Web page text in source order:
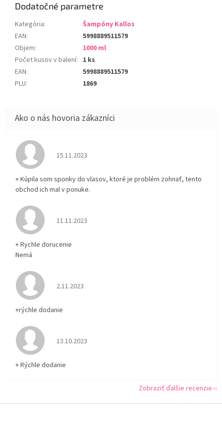
Dodatočné parametre
Kategória:
Šampóny Kallos
EAN:
5998889511579
Objem:
1000 ml
Počet kusov v balení: 1 ks
EAN:
5998889511579
PLU: 1869
Hodnotenie obchodu je 5 z 5 hviezdičiek.
15.11.2023
+ Kúpila som sponky do vlasov, ktoré je problém zohnať, tento
obchod ich mal v ponuke.
Hodnotenie obchodu je 5 z 5 hviezdičiek.
11.11.2023
+ Rychle dorucenie
Nemá
Hodnotenie obchodu je 5 z 5 hviezdičiek.
2.11.2023
+rýchle dodanie
Hodnotenie obchodu je 5 z 5 hviezdičiek.
13.10.2023
+ Rýchle dodanie
Zobraziť ďalšie recenzie